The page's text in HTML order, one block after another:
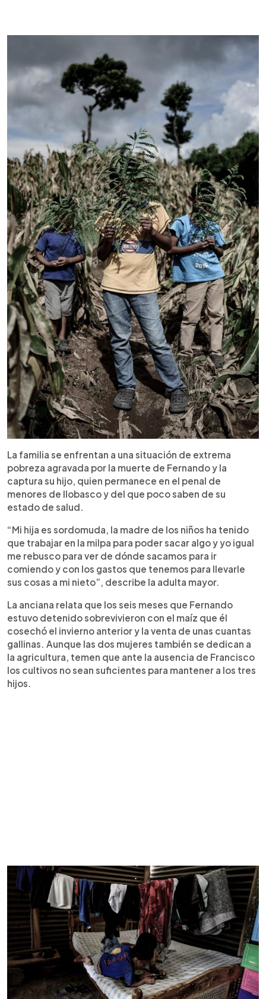
La familia se enfrentan a una situación de extrema
pobreza agravada por la muerte de Fernando y la
captura su hijo, quien permanece en el penal de
menores de Ilobasco y del que poco saben de su
estado de salud.
“Mi hija es sordomuda, la madre de los niños ha tenido
que trabajar en la milpa para poder sacar algo y yo igual
me rebusco para ver de dónde sacamos para ir
comiendo y con los gastos que tenemos para llevarle
sus cosas a mi nieto”, describe la adulta mayor.
La anciana relata que los seis meses que Fernando
estuvo detenido sobrevivieron con el maíz que él
cosechó el invierno anterior y la venta de unas cuantas
gallinas. Aunque las dos mujeres también se dedican a
la agricultura, temen que ante la ausencia de Francisco
los cultivos no sean suficientes para mantener a los tres
hijos.